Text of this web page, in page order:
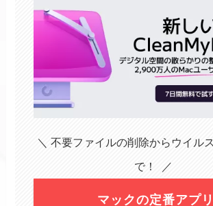
＼ 不要ファイルの削除からウイル
で！ ／
マックの定番アプリ